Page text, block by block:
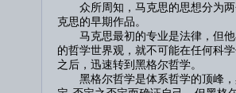
众所周知，马克思的思想分为两
克思的早期作品。
马克思最初的专业是法律，但他
的哲学世界观，就不可能在任何科
之后，迅速转到黑格尔哲学。
黑格尔哲学是体系哲学的顶峰，